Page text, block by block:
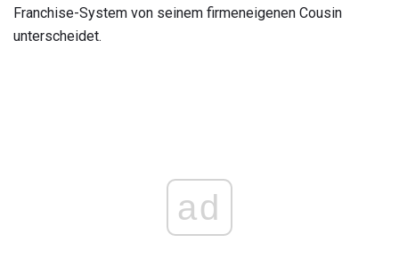
Franchise-System von seinem firmeneigenen Cousin
unterscheidet.
ad